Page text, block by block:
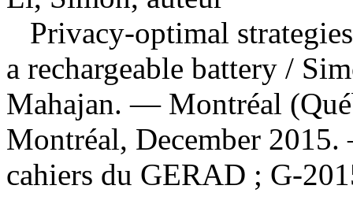
Privacy-optimal
a rechargeable battery /
Mahajan. — Montréal
Montréal, December
cahiers du GERAD ; G-